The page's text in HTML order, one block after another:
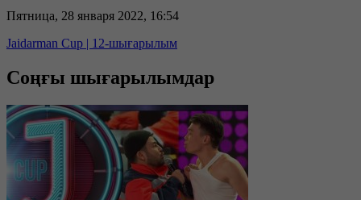
Пятница, 28 января 2022, 16:54
Jaidarman Cup | 12-шығарылым
Соңғы шығарылымдар